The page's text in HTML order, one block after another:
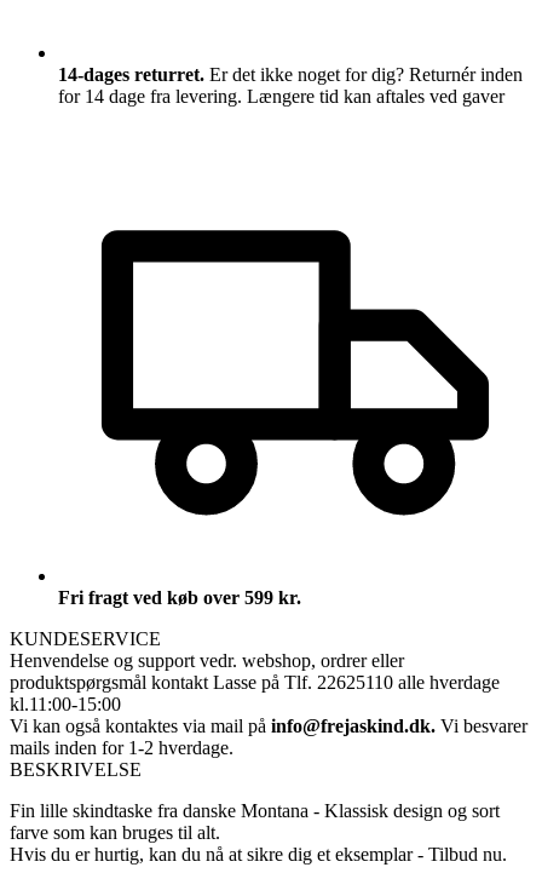
14-dages returret. Er det ikke noget for dig? Returnér inden
for 14 dage fra levering. Længere tid kan aftales ved gaver
Fri fragt ved køb over 599 kr.
KUNDESERVICE
Henvendelse og support vedr. webshop, ordrer eller
produktspørgsmål kontakt Lasse på Tlf. 22625110 alle hverdage
kl.11:00-15:00
Vi kan også kontaktes via mail på info@frejaskind.dk. Vi besvarer
mails inden for 1-2 hverdage.
BESKRIVELSE
Fin lille skindtaske fra danske Montana - Klassisk design og sort
farve som kan bruges til alt.
Hvis du er hurtig, kan du nå at sikre dig et eksemplar - Tilbud nu.